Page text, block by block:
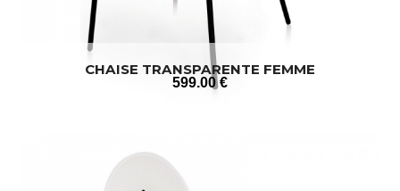
CHAISE TRANSPARENTE FEMME
599.00 €